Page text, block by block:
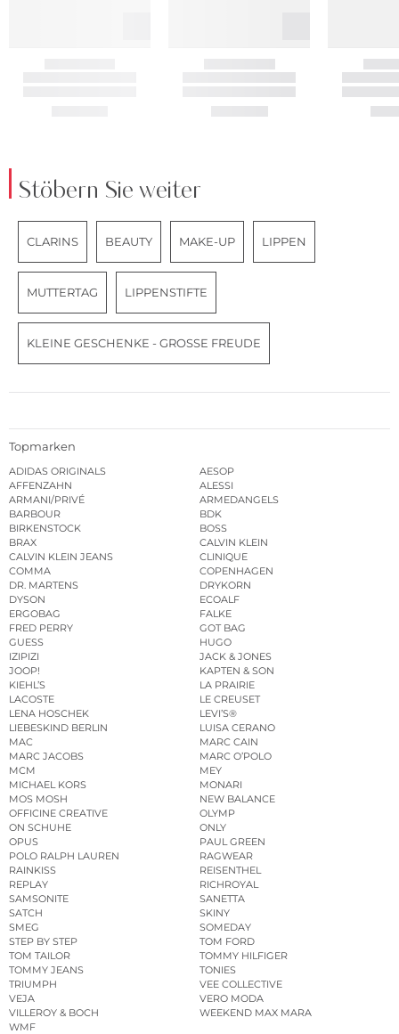
Stöbern Sie weiter
CLARINS BEAUTY MAKE-UP LIPPEN
MUTTERTAG LIPPENSTIFTE
KLEINE GESCHENKE - GROSSE FREUDE
Topmarken
ADIDAS ORIGINALS
AESOP
AFFENZAHN
ALESSI
ARMANI/PRIVÉ
ARMEDANGELS
BARBOUR
BDK
BIRKENSTOCK
BOSS
BRAX
CALVIN KLEIN
CALVIN KLEIN JEANS
CLINIQUE
COMMA
COPENHAGEN
DR. MARTENS
DRYKORN
DYSON
ECOALF
ERGOBAG
FALKE
FRED PERRY
GOT BAG
GUESS
HUGO
IZIPIZI
JACK & JONES
JOOP!
KAPTEN & SON
KIEHL’S
LA PRAIRIE
LACOSTE
LE CREUSET
LENA HOSCHEK
LEVI’S®
LIEBESKIND BERLIN
LUISA CERANO
MAC
MARC CAIN
MARC JACOBS
MARC O’POLO
MCM
MEY
MICHAEL KORS
MONARI
MOS MOSH
NEW BALANCE
OFFICINE CREATIVE
OLYMP
ON SCHUHE
ONLY
OPUS
PAUL GREEN
POLO RALPH LAUREN
RAGWEAR
RAINKISS
REISENTHEL
REPLAY
RICHROYAL
SAMSONITE
SANETTA
SATCH
SKINY
SMEG
SOMEDAY
STEP BY STEP
TOM FORD
TOM TAILOR
TOMMY HILFIGER
TOMMY JEANS
TONIES
TRIUMPH
VEE COLLECTIVE
VEJA
VERO MODA
VILLEROY & BOCH
WEEKEND MAX MARA
WMF